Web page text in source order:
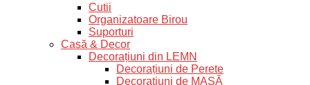
Cutii
Organizatoare Birou
Suporturi
Casă & Decor
Decorațiuni din LEMN
Decorațiuni de Perete
Decorațiuni de MASĂ